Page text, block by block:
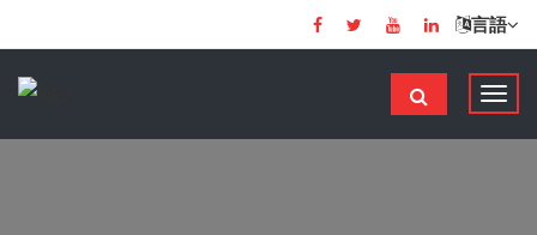
言語
ナ